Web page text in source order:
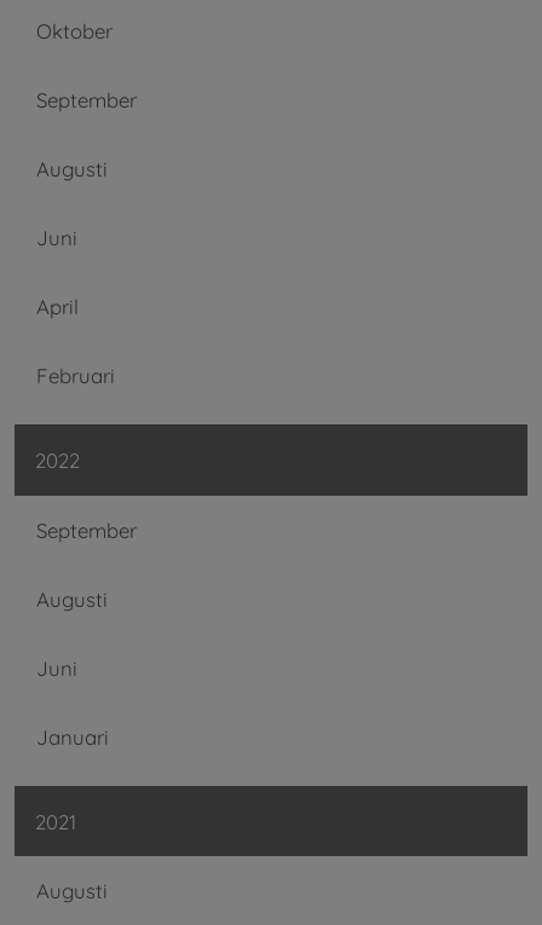
Oktober
September
Augusti
Juni
April
Februari
2022
September
Augusti
Juni
Januari
2021
Augusti